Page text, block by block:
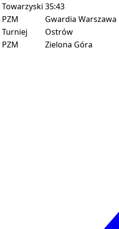
Towarzyski 35:43
PZM
Gwardia Warszawa
Turniej
Ostrów
PZM
Zielona Góra